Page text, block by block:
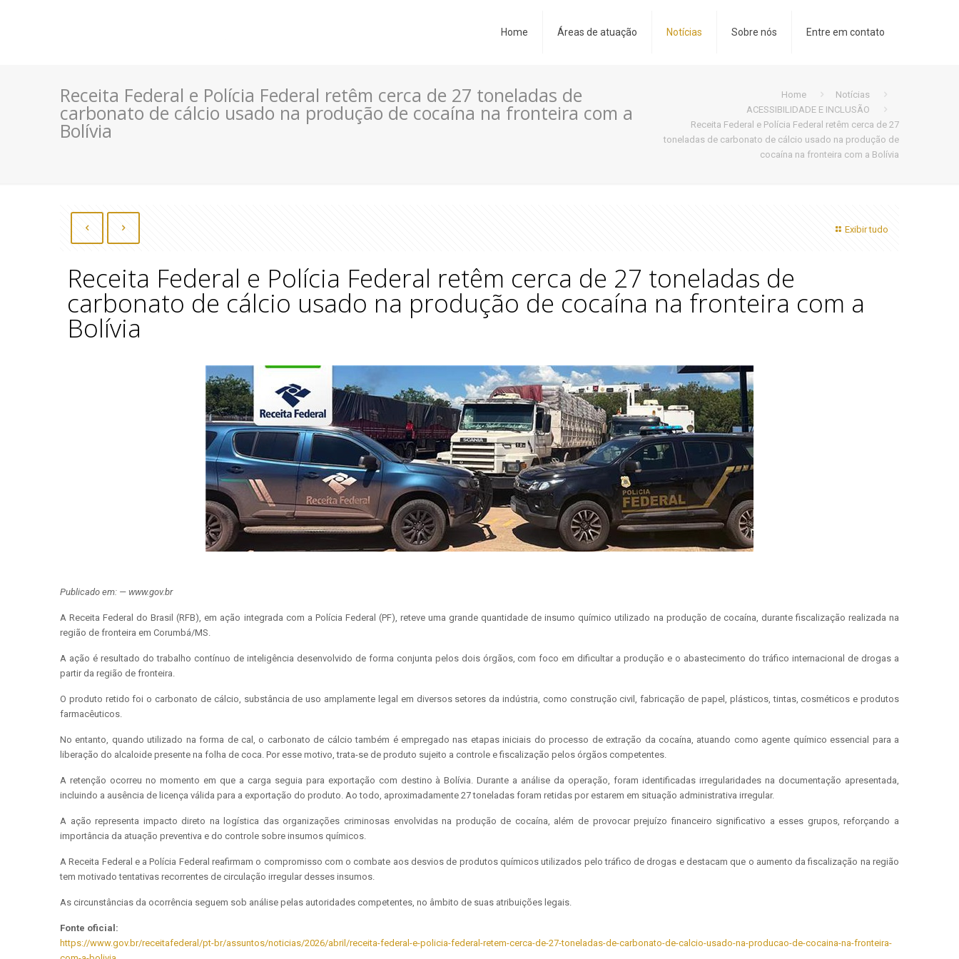
Home Áreas de atuação Notícias Sobre nós Entre em contato
Receita Federal e Polícia Federal retêm cerca de 27 toneladas de
carbonato de cálcio usado na produção de cocaína na fronteira com a
Bolívia
Home
Notícias
ACESSIBILIDADE E INCLUSÃO
Receita Federal e Polícia Federal retêm cerca de 27
toneladas de carbonato de cálcio usado na produção de
cocaína na fronteira com a Bolívia
Exibir tudo
Receita Federal e Polícia Federal retêm cerca de 27 toneladas de
carbonato de cálcio usado na produção de cocaína na fronteira com a
Bolívia
Publicado em: — www.gov.br
A Receita Federal do Brasil (RFB), em ação integrada com a Polícia Federal (PF), reteve uma grande quantidade de insumo químico utilizado na produção de cocaína, durante fiscalização realizada na
região de fronteira em Corumbá/MS.
A ação é resultado do trabalho contínuo de inteligência desenvolvido de forma conjunta pelos dois órgãos, com foco em dificultar a produção e o abastecimento do tráfico internacional de drogas a
partir da região de fronteira.
O produto retido foi o carbonato de cálcio, substância de uso amplamente legal em diversos setores da indústria, como construção civil, fabricação de papel, plásticos, tintas, cosméticos e produtos
farmacêuticos.
No entanto, quando utilizado na forma de cal, o carbonato de cálcio também é empregado nas etapas iniciais do processo de extração da cocaína, atuando como agente químico essencial para a
liberação do alcaloide presente na folha de coca. Por esse motivo, trata-se de produto sujeito a controle e fiscalização pelos órgãos competentes.
A retenção ocorreu no momento em que a carga seguia para exportação com destino à Bolívia. Durante a análise da operação, foram identificadas irregularidades na documentação apresentada,
incluindo a ausência de licença válida para a exportação do produto. Ao todo, aproximadamente 27 toneladas foram retidas por estarem em situação administrativa irregular.
A ação representa impacto direto na logística das organizações criminosas envolvidas na produção de cocaína, além de provocar prejuízo financeiro significativo a esses grupos, reforçando a
importância da atuação preventiva e do controle sobre insumos químicos.
A Receita Federal e a Polícia Federal reafirmam o compromisso com o combate aos desvios de produtos químicos utilizados pelo tráfico de drogas e destacam que o aumento da fiscalização na região
tem motivado tentativas recorrentes de circulação irregular desses insumos.
As circunstâncias da ocorrência seguem sob análise pelas autoridades competentes, no âmbito de suas atribuições legais.
Fonte oficial:
https://www.gov.br/receitafederal/pt-br/assuntos/noticias/2026/abril/receita-federal-e-policia-federal-retem-cerca-de-27-toneladas-de-carbonato-de-calcio-usado-na-producao-de-cocaina-na-fronteira-